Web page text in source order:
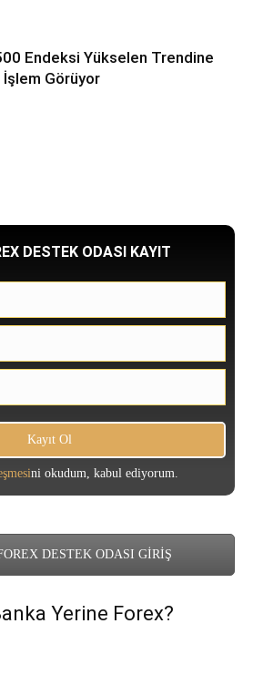
Endeksi Yükselen Trendine
İşlem Görüyor
DESTEK ODASI KAYIT
ni okudum, kabul ediyorum.
DESTEK ODASI GİRİŞ
Yerine Forex?